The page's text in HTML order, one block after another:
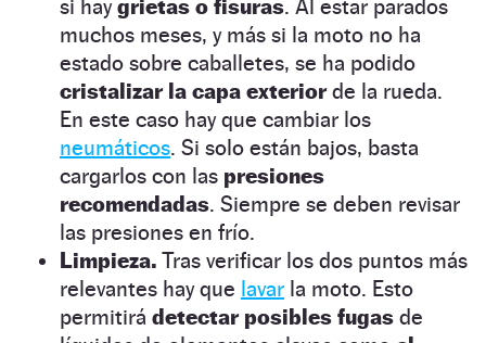
si haygrietas o fisuras. Al estar parados
muchos meses, y más si la moto no ha
estado sobre caballetes, se ha podido
cristalizar la capa exteriorde la rueda.
En este caso hay que cambiar los
neumáticos. Si solo están bajos, basta
cargarlos con las presiones
recomendadas. Siempre se deben revisar
las presiones en frío.
Limpieza. Tras verificar los dos puntos más
relevantes hay que lavar la moto. Esto
permitirá detectar posibles fugas de